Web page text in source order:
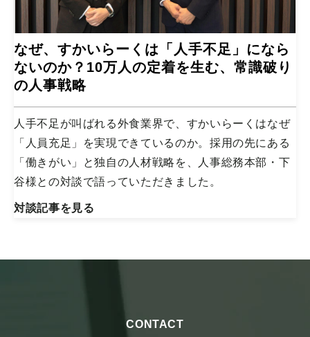
なぜ、すかいらーくは「人手不足」になら
ないのか？10万人の定着を生む、常識破り
の人事戦略
人手不足が叫ばれる外食業界で、すかいらーくはなぜ
「人員充足」を実現できているのか。採用の先にある
「働きがい」と独自の人材戦略を、人事総務本部・下
谷様との対談で語っていただきました。
対談記事を見る
CONTACT